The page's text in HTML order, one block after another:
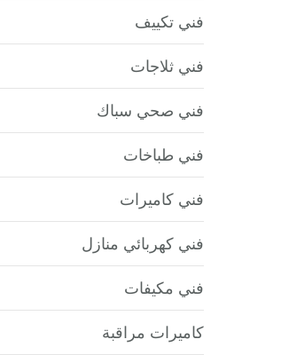
فني تكييف
فني ثلاجات
فني صحي سباك
فني طباخات
فني كاميرات
فني كهربائي منازل
فني مكيفات
كاميرات مراقبة